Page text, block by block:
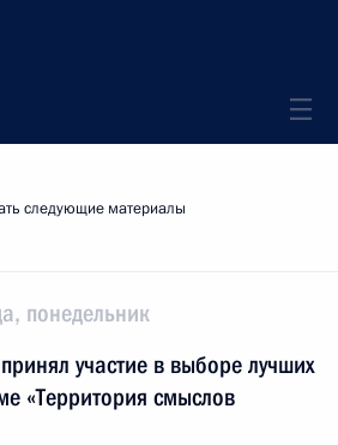
следующие материалы
понедельник
участие в выборе лучших
«Территория смыслов